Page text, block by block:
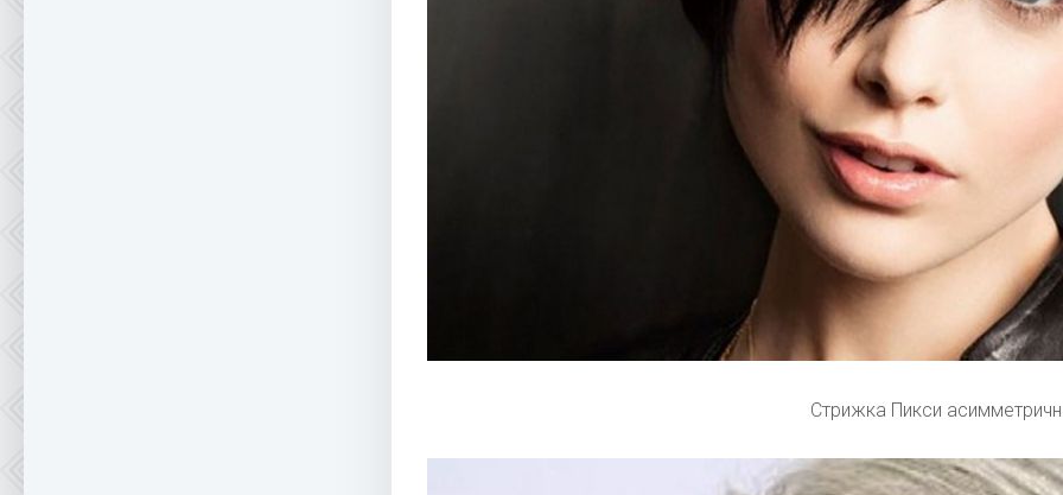
Стрижка Пикси